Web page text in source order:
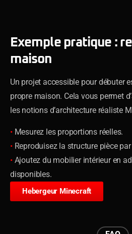
Exemple pratique :
maison
Un projet accessible pour débuter
propre maison. Cela vous permet
les notions d’architecture réaliste
• Mesurez les proportions réelles.
• Reproduisez la structure pièce
• Ajoutez du mobilier intérieur en
disponibles.
Hebergeur Minecraft